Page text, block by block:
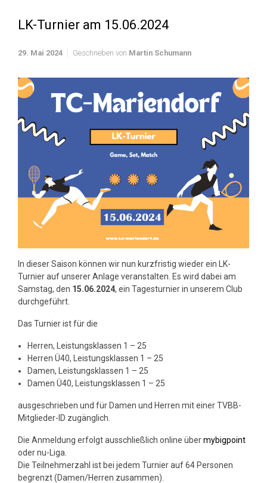
LK-Turnier am 15.06.2024
29. Mai 2024 Geschrieben von Martin Schumann
In dieser Saison können wir nun kurzfristig wieder ein LK-
Turnier auf unserer Anlage veranstalten. Es wird dabei am
Samstag, den 15.06.2024, ein Tagesturnier in unserem Club
durchgeführt.
Das Turnier ist für die
Herren, Leistungsklassen 1 – 25
Herren Ü40, Leistungsklassen 1 – 25
Damen, Leistungsklassen 1 – 25
Damen Ü40, Leistungsklassen 1 – 25
ausgeschrieben und für Damen und Herren mit einer TVBB-
Mitglieder-ID zugänglich.
Die Anmeldung erfolgt ausschließlich online übermybigpoint
oder nu-Liga.
Die Teilnehmerzahl ist bei jedem Turnier auf 64 Personen
begrenzt (Damen/Herren zusammen).